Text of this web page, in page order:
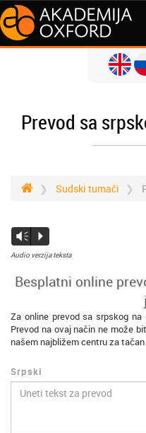
Prevod sa
Sudski tumači
Vm
P
Audio verzija teksta
Besplatni online
Za online prevod sa srpskog
Prevod na ovaj način ne može
našem najbližem centru za
Srpski